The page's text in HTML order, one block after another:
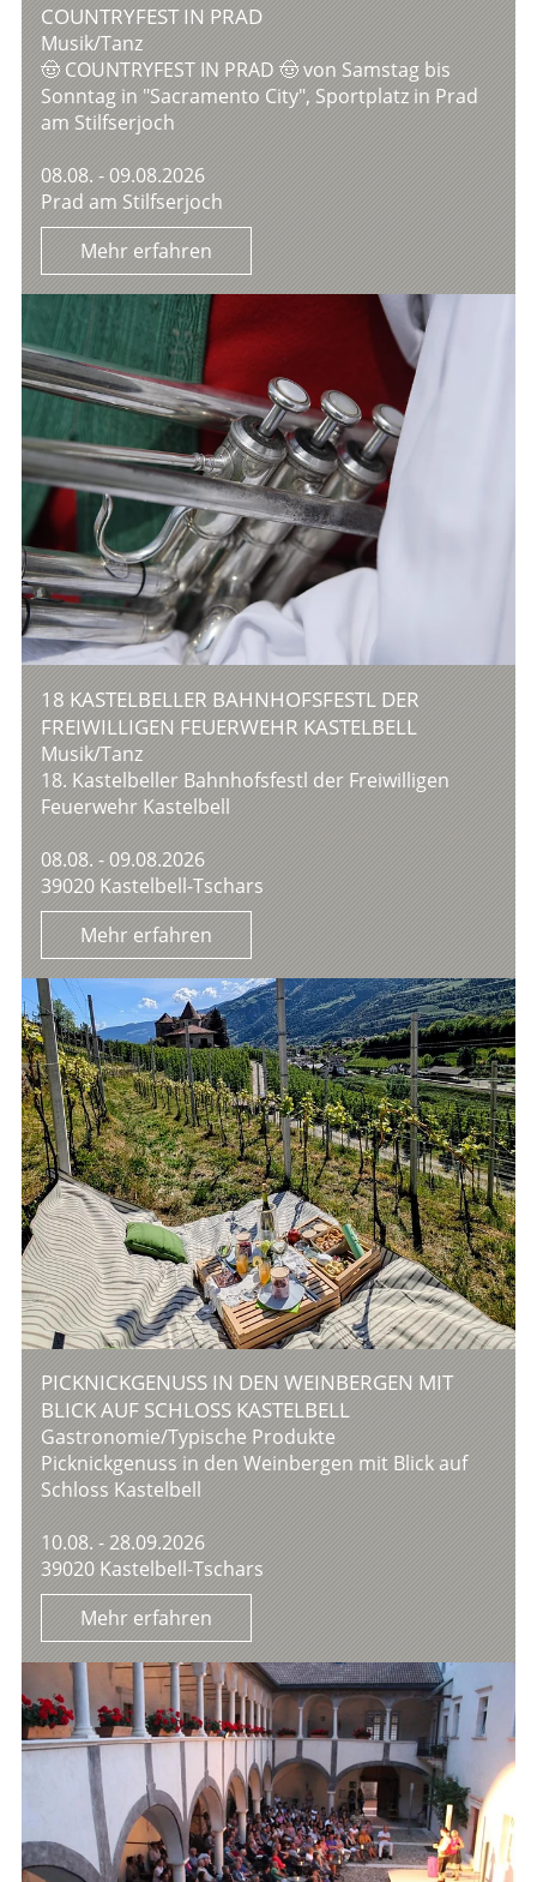
COUNTRYFEST IN PRAD
Musik/Tanz
🤠 COUNTRYFEST IN PRAD 🤠 von Samstag bis
Sonntag in "Sacramento City", Sportplatz in Prad
am Stilfserjoch
08.08. - 09.08.2026
Prad am Stilfserjoch
Mehr erfahren
18 KASTELBELLER BAHNHOFSFESTL DER
FREIWILLIGEN FEUERWEHR KASTELBELL
Musik/Tanz
18. Kastelbeller Bahnhofsfestl der Freiwilligen
Feuerwehr Kastelbell
08.08. - 09.08.2026
39020 Kastelbell-Tschars
Mehr erfahren
PICKNICKGENUSS IN DEN WEINBERGEN MIT
BLICK AUF SCHLOSS KASTELBELL
Gastronomie/Typische Produkte
Picknickgenuss in den Weinbergen mit Blick auf
Schloss Kastelbell
10.08. - 28.09.2026
39020 Kastelbell-Tschars
Mehr erfahren